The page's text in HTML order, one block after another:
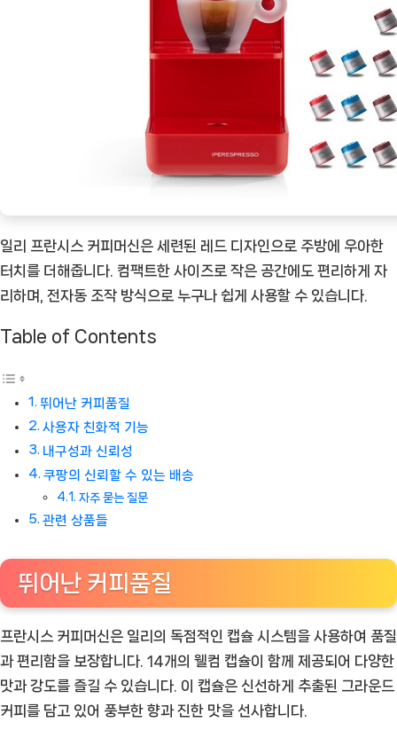
험
ㅣ
추
천
일리 프란시스 커피머신은 세련된 레드 디자인으로 주방에 우아한
터치를 더해줍니다. 컴팩트한 사이즈로 작은 공간에도 편리하게 자
리하며, 전자동 조작 방식으로 누구나 쉽게 사용할 수 있습니다.
Table of Contents
뛰어난 커피품질
사용자 친화적 기능
내구성과 신뢰성
쿠팡의 신뢰할 수 있는 배송
자주 묻는 질문
관련 상품들
뛰어난 커피품질
프란시스 커피머신은 일리의 독점적인 캡슐 시스템을 사용하여 품질
과 편리함을 보장합니다. 14개의 웰컴 캡슐이 함께 제공되어 다양한
맛과 강도를 즐길 수 있습니다. 이 캡슐은 신선하게 추출된 그라운드
커피를 담고 있어 풍부한 향과 진한 맛을 선사합니다.